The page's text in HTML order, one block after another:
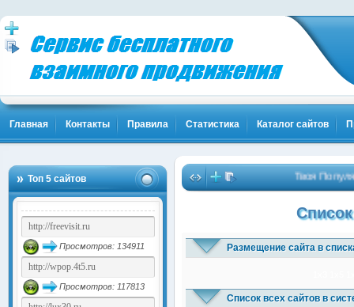
Главная Контакты Правила Статистика Каталог сайтов
Топ 5 сайтов
Просмотров: 134911
Просмотров: 117813
Твоя
Размещение сайта в
Список всех сайтов в